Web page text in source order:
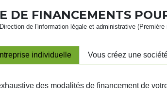
DE FINANCEMENTS
de l'information légale et administrative (Première
individuelle Vous créez une
des modalités de financement de